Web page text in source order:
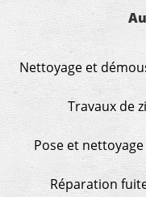
Nettoyage et
Travaux de
Pose et
Réparation